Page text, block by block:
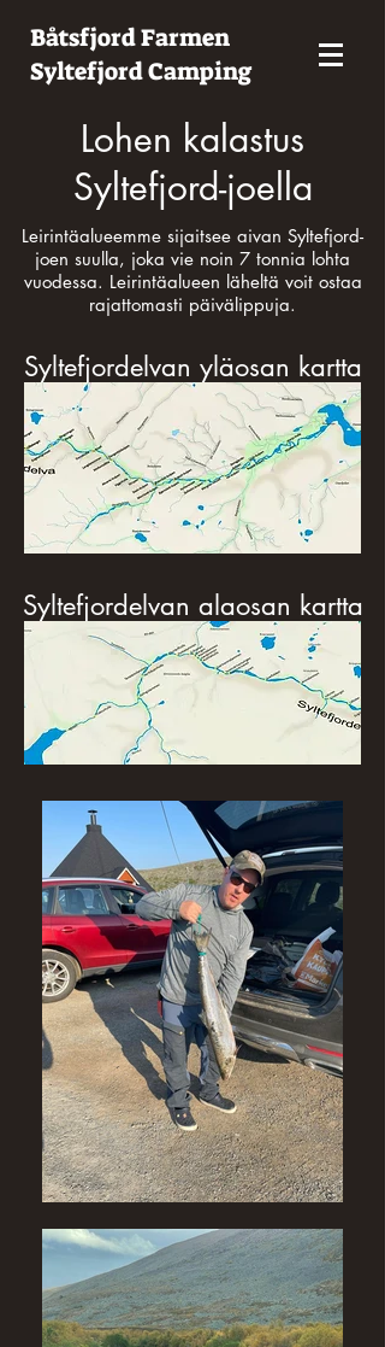
Båtsfjord Farmen
Syltefjord Camping
Lohen kalastus
Syltefjord-joella
Leirintäalueemme sijaitsee aivan Syltefjord-
joen suulla, joka vie noin 7 tonnia lohta
vuodessa. Leirintäalueen läheltä voit ostaa
rajattomasti päivälippuja.
Syltefjordelvan yläosan kartta
Syltefjordelvan alaosan kartta